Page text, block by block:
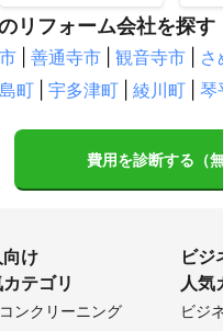
リフォーム会社を探す
善通寺市 観音寺市 さ
町 宇多津町 綾川町 琴
費用を診断する（無
け
テゴリ
ンクリーニング
ビジ
人気
ビジ